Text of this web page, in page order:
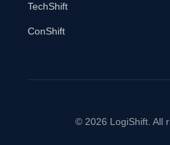
TechShift
ConShift
© 2026 LogiShift. All